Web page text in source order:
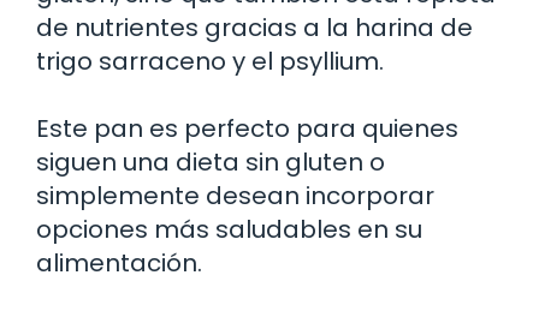
de nutrientes gracias a la harina de
trigo sarraceno y el psyllium.
Este pan es perfecto para quienes
siguen una dieta sin gluten o
simplemente desean incorporar
opciones más saludables en su
alimentación.